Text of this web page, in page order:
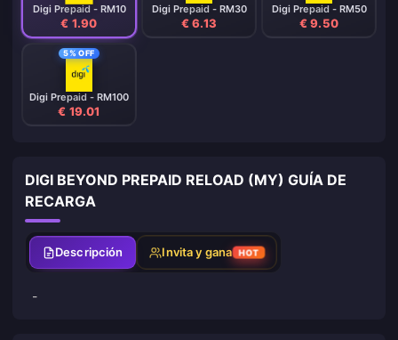
Digi Prepaid - RM10
€ 1.90
Digi Prepaid - RM30
€ 6.13
Digi Prepaid - RM50
€ 9.50
5% OFF
Digi Prepaid - RM100
€ 19.01
DIGI BEYOND PREPAID RELOAD (MY) GUÍA DE
RECARGA
Descripción Invita y gana HOT
-